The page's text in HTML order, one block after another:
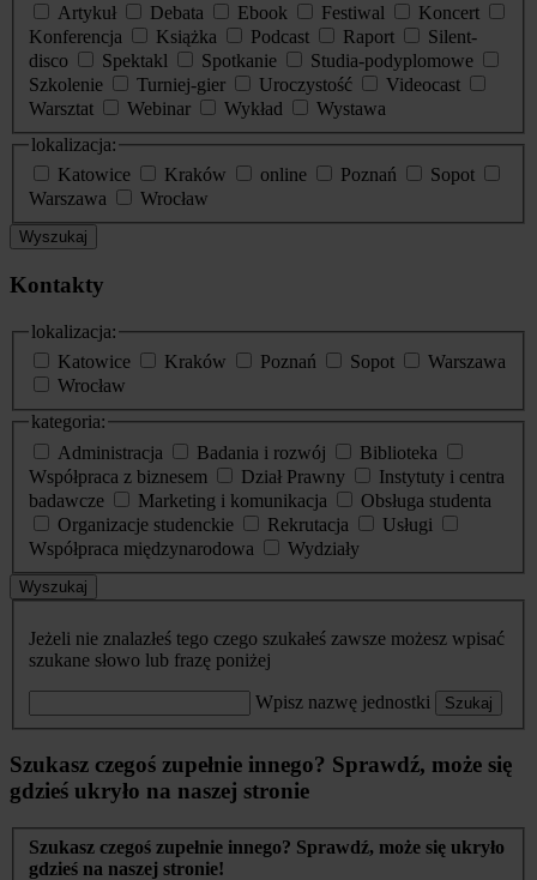
Artykuł
Debata Ebook Festiwal
Koncert
Konferencja
Książka Podcast Raport
Silent-
disco
Spektakl Spotkanie
Studia-podyplomowe
Szkolenie
Turniej-gier Uroczystość
Videocast
Warsztat
Webinar Wykład
Wystawa
lokalizacja:
Katowice
Kraków online Poznań
Sopot
Warszawa
Wrocław
Wyszukaj
Kontakty
lokalizacja:
Katowice
Kraków Poznań Sopot
Warszawa
Wrocław
kategoria:
Administracja
Badania i rozwój
Biblioteka
Współpraca z biznesem
Dział Prawny
Instytuty i centra
badawcze
Marketing i komunikacja
Obsługa studenta
Organizacje studenckie
Rekrutacja
Usługi
Współpraca międzynarodowa
Wydziały
Wyszukaj
Jeżeli nie znalazłeś tego czego szukałeś zawsze możesz wpisać
szukane słowo lub frazę poniżej
Wpisz nazwę jednostki Szukaj
Szukasz czegoś zupełnie innego? Sprawdź, może się
gdzieś ukryło na naszej stronie
Szukasz czegoś zupełnie innego? Sprawdź, może się ukryło
gdzieś na naszej stronie!